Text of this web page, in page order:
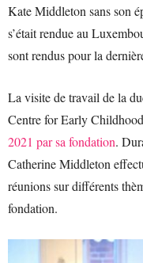
Kate Middleton sans son
s’était rendue au
sont rendus pour la
La visite de travail de la
Centre for Early
2021 par sa fondation.
Catherine Middleton
réunions sur différents
fondation.